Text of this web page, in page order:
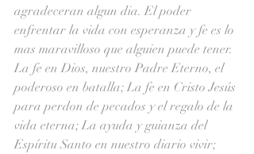
agradeceran algun dia. El poder
enfrentar la vida con esperanza y fe es lo
mas maravilloso que alguien puede tener.
La fe en Dios, nuestro Padre Eterno, el
poderoso en batalla; La fe en Cristo Jesús
para perdon de pecados y el regalo de la
vida eterna; La ayuda y guianza del
Espíritu Santo en nuestro diario vivir;